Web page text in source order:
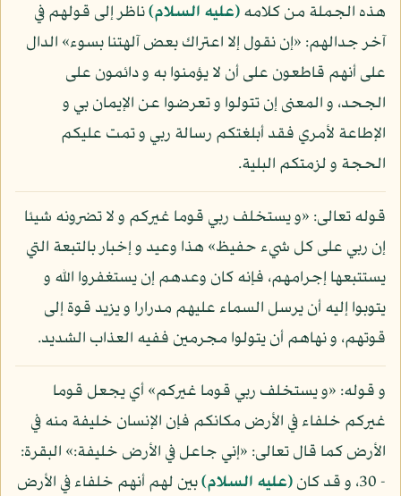
هذه الجملة من كلامه(عليه السلام)ناظر إلى قولهم في
آخر جدالهم: «إن نقول إلا اعتراك بعض آلهتنا بسوء» الدال
على أنهم قاطعون على أن لا يؤمنوا به و دائمون على
الجحد، و المعنى إن تتولوا و تعرضوا عن الإيمان بي و
الإطاعة لأمري فقد أبلغتكم رسالة ربي و تمت عليكم
الحجة و لزمتكم البلية.
قوله تعالى: «و يستخلف ربي قوما غيركم و لا تضرونه شيئا
إن ربي على كل شيء حفيظ» هذا وعيد و إخبار بالتبعة التي
يستتبعها إجرامهم، فإنه كان وعدهم إن يستغفروا الله و
يتوبوا إليه أن يرسل السماء عليهم مدرارا و يزيد قوة إلى
قوتهم، و نهاهم أن يتولوا مجرمين ففيه العذاب الشديد.
و قوله: «و يستخلف ربي قوما غيركم» أي يجعل قوما
غيركم خلفاء في الأرض مكانكم فإن الإنسان خليفة منه في
الأرض كما قال تعالى: «إني جاعل في الأرض خليفة:» البقرة:
- 30، و قد كان
(عليه السلام)بين لهم أنهم خلفاء في الأرض